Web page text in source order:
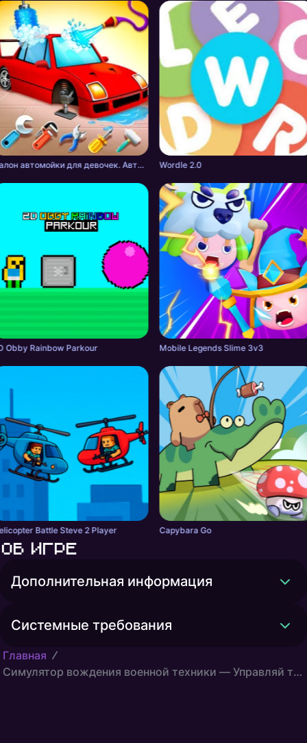
Салон автомойки для девочек. Автомастерская. Wordle 2.0
Obby Rainbow Parkour Mobile Legends Slime 3v3
Battle Steve 2 Player Capybara Go
Об игре
Дополнительная информация
Системные требования
Главная
Симулятор вождения военной техники — Управляй танками и грузовиками